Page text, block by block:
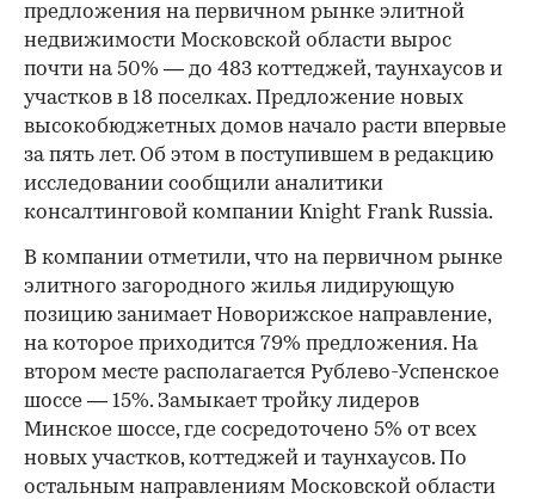
предложения на первичном рынке элитной
недвижимости Московской области вырос
почти на 50% — до 483 коттеджей, таунхаусов и
участков в 18 поселках. Предложение новых
высокобюджетных домов начало расти впервые
за пять лет. Об этом в поступившем в редакцию
исследовании сообщили аналитики
консалтинговой компании Knight Frank Russia.
В компании отметили, что на первичном рынке
элитного загородного жилья лидирующую
позицию занимает Новорижское направление,
на которое приходится 79% предложения. На
втором месте располагается Рублево-Успенское
шоссе — 15%. Замыкает тройку лидеров
Минское шоссе, где сосредоточено 5% от всех
новых участков, коттеджей и таунхаусов. По
остальным направлениям Московской области